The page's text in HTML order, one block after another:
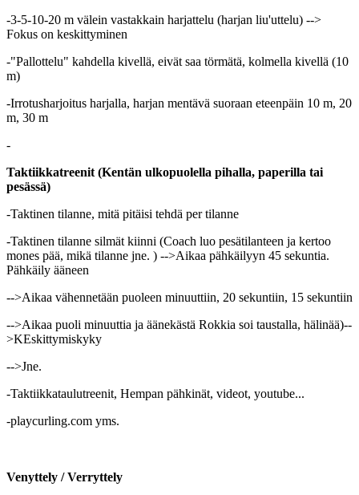
-3-5-10-20 m välein vastakkain harjattelu (harjan liu'uttelu) -->
Fokus on keskittyminen
-"Pallottelu" kahdella kivellä, eivät saa törmätä, kolmella kivellä (10
m)
-Irrotusharjoitus harjalla, harjan mentävä suoraan eteenpäin 10 m, 20
m, 30 m
-
Taktiikkatreenit (Kentän ulkopuolella pihalla, paperilla tai
pesässä)
-Taktinen tilanne, mitä pitäisi tehdä per tilanne
-Taktinen tilanne silmät kiinni (Coach luo pesätilanteen ja kertoo
mones pää, mikä tilanne jne. ) -->Aikaa pähkäilyyn 45 sekuntia.
Pähkäily ääneen
-->Aikaa vähennetään puoleen minuuttiin, 20 sekuntiin, 15 sekuntiin
-->Aikaa puoli minuuttia ja äänekästä Rokkia soi taustalla, hälinää)--
>KEskittymiskyky
-->Jne.
-Taktiikkataulutreenit, Hempan pähkinät, videot, youtube...
-playcurling.com yms.
Venyttely / Verryttely